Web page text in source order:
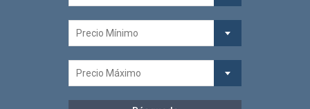
Precio Mínimo
Precio Máximo